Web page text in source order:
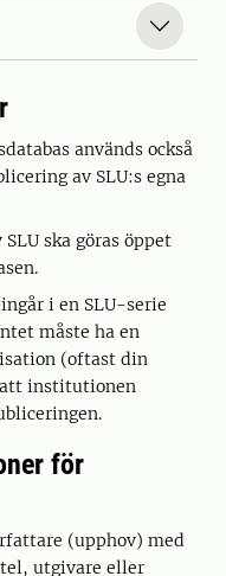
används också
av SLU:s egna
ska göras öppet
i en SLU-serie
måste ha en
(oftast din
institutionen
för
(upphov) med
utgivare eller